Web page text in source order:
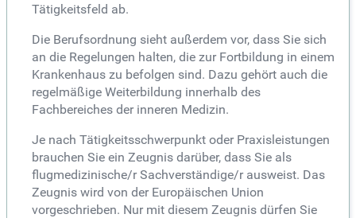
Tätigkeitsfeld ab.
Die Berufsordnung sieht außerdem vor, dass Sie sich
an die Regelungen halten, die zur Fortbildung in einem
Krankenhaus zu befolgen sind. Dazu gehört auch die
regelmäßige Weiterbildung innerhalb des
Fachbereiches der inneren Medizin.
Je nach Tätigkeitsschwerpunkt oder Praxisleistungen
brauchen Sie ein Zeugnis darüber, dass Sie als
flugmedizinische/r Sachverständige/r ausweist. Das
Zeugnis wird von der Europäischen Union
vorgeschrieben. Nur mit diesem Zeugnis dürfen Sie